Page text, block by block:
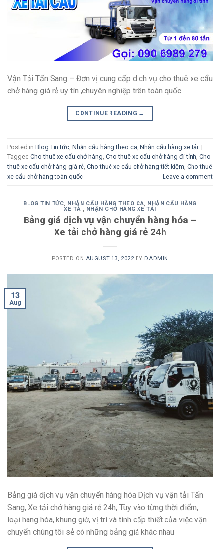
Vận Tải Tấn Sang – Đơn vị cung cấp dịch vụ cho thuê xe cẩu
chở hàng giá rẻ uy tín ,chuyên nghiệp trên toàn quốc
CONTINUE READING →
Posted in Blog Tin tức Nhận cẩu hàng theo ca Nhận cẩu hàng xe tải |
Tagged Cho thuê xe cẩu chở hàng Cho thuê xe cẩu chở hàng đi tỉnh Cho
thuê xe cẩu chở hàng giá rẻ Cho thuê xe cẩu chở hàng tiết kiệm Cho thuê
xe cẩu chở hàng toàn quốc
Leave a comment
BLOG TIN TỨC, NHẬN CẨU HÀNG THEO CA, NHẬN CẨU HÀNG
XE TẢI , NHẬN CHỞ HÀNG XE TẢI
Bảng giá dịch vụ vận chuyển hàng hóa –
Xe tải chở hàng giá rẻ 24h
POSTED ON AUGUST 13, 2022BY DADMIN
13
Aug
Bảng giá dịch vụ vận chuyển hàng hóa Dịch vụ vận tải Tấn
Sang, Xe tải chở hàng giá rẻ 24h, Tùy vào từng thời điểm,
loại hàng hóa, khung giờ, vị trí và tính cấp thiết của việc vận
chuyển chúng tôi sẻ có những bảng giá khác nhau